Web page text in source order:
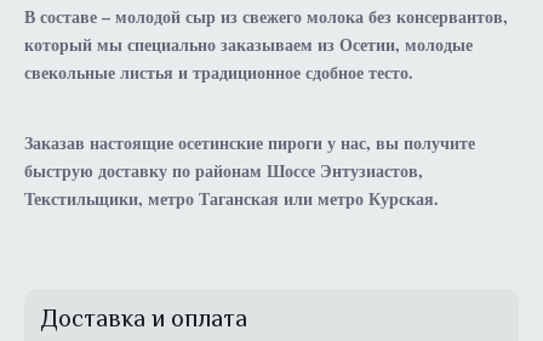
В составе – молодой сыр из свежего молока без консервантов,
который мы специально заказываем из Осетии, молодые
свекольные листья и традиционное сдобное тесто.
Заказав настоящие осетинские пироги у нас, вы получите
быструю доставку по районам Шоссе Энтузиастов,
Текстильщики, метро Таганская или метро Курская.
Доставка и оплата